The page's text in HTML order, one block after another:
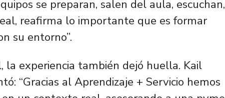
se preparan, salen del aula, escuchan,
reafirma lo importante que es formar
su entorno”.
la experiencia también dejó huella. Kail
“Gracias al Aprendizaje + Servicio hemos